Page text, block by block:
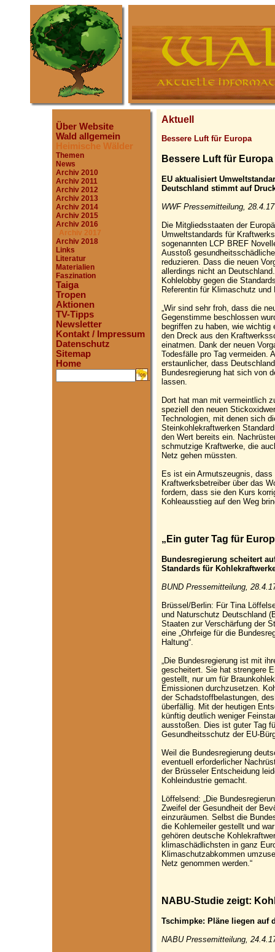
Über Website
Wald allgemein
Heimische Wälder
Themen
News
Archiv 2010
Archiv 2011
Archiv 2012
Archiv 2013
Archiv 2014
Archiv 2015
Archiv 2016
Archiv 2017
Archiv 2018
Links
Literatur
Materialien
Faszination
Taiga
Tropen
Aktionen
TV-Tipps
Newsletter
Kontakt / Impressum
Datenschutz
Sitemap
Home
.
Aktuell
Bessere Luft für Europa
Bessere Luft für Europa
EU aktualisiert
Deutschland stimmt auf
WWF Pressemitteilung, 28.4.17
Die Mitgliedsstaaten der
Umweltstandards für
sogenannten LCP BREF
Ausstoß
reduzieren. Dass die neuen
allerdings nicht an
Kohlelobby gegen die
Referentin für Klimaschutz
„Wir sind sehr froh, dass die
Gegenstimme beschlossen
begriffen zu haben, wie
den Dreck aus den
einatmen. Dank der neuen
Todesfälle pro Tag vermeiden.
erstaunlicher, dass
Bundesregierung hat sich von
lassen.
Dort hat man mit vermeintlich
speziell den neuen
Technologien, mit denen sich
Steinkohlekraftwerken
den Wert bereits ein.
schmutzige Kraftwerke, die
Netz gehen müssten.
Es ist ein Armutszeugnis,
Kraftwerksbetreiber über das
fordern, dass sie den Kurs
Kohleausstieg auf den Weg
„Ein guter Tag für
Bundesregierung scheitert
Standards für
BUND Pressemitteilung,
Brüssel/Berlin: Für Tina
und Naturschutz Deutschland
Staaten zur Verschärfung der
eine „Ohrfeige für die
Haltung“.
„Die Bundesregierung ist mit
gescheitert. Sie hat strengere
gestellt, nur um für
Emissionen durchzusetzen.
der Schadstoffbelastungen,
überfällig. Mit der heutigen
künftig deutlich weniger
ausstoßen. Dies ist guter Tag
Gesundheitsschutz der EU-
Weil die Bundesregierung
eventuell erforderlicher
der Brüsseler Entscheidung
Kohleindustrie gemacht.
Löffelsend: „Die
Zweifel der Gesundheit der
einzuräumen. Selbst die
die Kohlemeiler gestellt und
gehören deutsche
klimaschädlichsten in ganz
Klimaschutzabkommen
Netz genommen werden.“
NABU-Studie zeigt:
Tschimpke: Pläne liegen auf
NABU Pressemitteilung,